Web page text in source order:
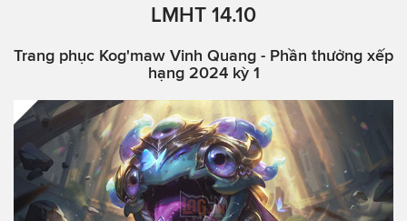
LMHT 14.10
Trang phục Kog'maw Vinh Quang - Phần thưởng xếp
hạng 2024 kỳ 1